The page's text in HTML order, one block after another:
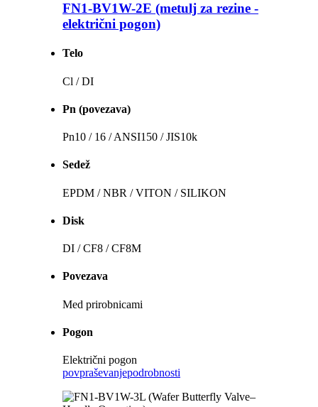
FN1-BV1W-2E (metulj za rezine -
električni pogon)
Telo
Cl / DI
Pn (povezava)
Pn10 / 16 / ANSI150 / JIS10k
Sedež
EPDM / NBR / VITON / SILIKON
Disk
DI / CF8 / CF8M
Povezava
Med prirobnicami
Pogon
Električni pogon
povpraševanjepodrobnosti